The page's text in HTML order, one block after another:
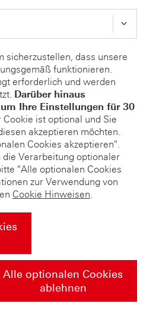
sicherzustellen, dass unsere
funktionieren.
erforderlich und werden
Darüber hinaus
Ihre Einstellungen für 30
Cookie ist optional und Sie
akzeptieren möchten.
Cookies akzeptieren".
die Verarbeitung optionaler
"Alle optionalen Cookies
zur Verwendung von
Cookie Hinweisen.
Alle optionalen Cookies
ablehnen